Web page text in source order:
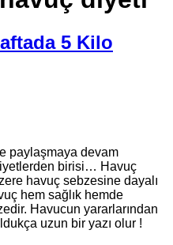
5 Kilo
paylaşmaya devam
birisi… Havuç
havuç sebzesine dayalı
hem sağlık hemde
Havucun yararlarından
uzun bir yazı olur !